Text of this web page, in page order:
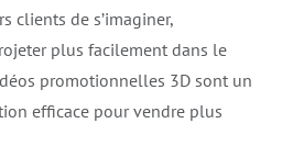
clients de s’imaginer,
plus facilement dans le
promotionnelles 3D sont un
efficace pour vendre plus